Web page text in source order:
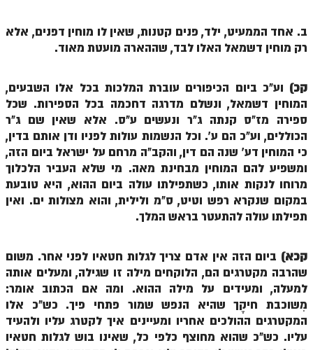
ב. אחד הממעיט, ילד, פנים קטנות, שאין לו מוחין דפנים, אלא
רק מוחין דשמאל האלו לבד, שההארה מועטת מאוד.
קכ) וע"כ ביום הכיפורים עוברת המלכות בכל אלו השבעים,
המוחין דשמאל, ונשלם מדרגה דחכמה בכל הספירות. שכל
ספירה מז"ס קנתה ג"ר ונעשים ע"ס. אלא שאין שם ג"ר
הכוללים, וע"כ הם ע'. וכל הנשמות עולות לפניו ודן אותם בדין,
כי המוחין דע' שנה הם דין, והקב"ה מרחם על ישראל ביום הזה,
ומשפיע להם המוחין מבחינת מאה. מי שלא העביר הלכלוך
מרוחו לנקות אותו, כשתפילתו עולה ביום ההוא, היא טובעת
במקום שנקרא רפש וטיט, ס"מ ולילית, והוא מצולות ים. ואין
תפילתו עולה להתעטר בראש המלך.
קכא) ביום הזה אין אדם צריך לגלות חטאיו לפני אחר. משום
שהרבה מקטרגים הם, הלוקחים מילה זו שגילה, ומעלים אותה
למעלה, ומעידים על מילה ההוא. ומה אם הכתוב אומר:
מִשוכבת חיקֶך שהיא הנפש שמור פתחי פיך. כש"כ אלו
המקטרגים ההולכים אחריו ומעיינים איך לקטרג עליו ולהעיד
עליו. כש"כ שהוא מחוצף כלפי כל, שאינו בוש לגלות חטאיו